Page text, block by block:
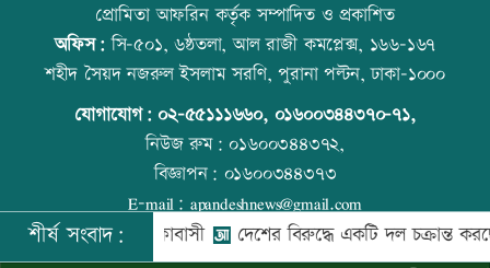
গবেষণা-দক্ষতা উন্নয়নে বাংলাদেশ-অস্ট্রেলিয়ার
নতুন উদ্যোগ
বিমানবন্দরে বাড়ছে নিরাপত্তা, বসছে অ্যান্টি-
ড্রোন সিস্টেম
প্রতিমন্ত্রীকে ঘিরে ভাইরাল ভিডিওতে ছবি
জুড়ে অপপ্রচার: এলিন
বিশ্ব মাতৃদুগ্ধ দিবস আজ
প্রোমিতা আফরিন কর্তৃক সম্পাদিত ও প্রকাশিত
অফিস:সি-৫০১, ৬ষ্ঠতলা, আল রাজী কমপ্লেক্স, ১৬৬-১৬৭
শহীদ সৈয়দ নজরুল ইসলাম সরণি, পুরানা পল্টন, ঢাকা-১০০০
যোগাযোগ: ০২-৫৫১১১৬৬০, ০১৬০০৩৪৪৩৭০-৭১,
নিউজ রুম:০১৬০০৩৪৪৩৭২,
বিজ্ঞাপন: ০১৬০০৩৪৪৩৭৩
E-mail: apandeshnews@gmail.com
©২০২৬ |আপন দেশ ডটকমকর্তৃক সর্বসত্ব ® সংরক্ষিত | উন্নয়নে
শীর্ষ সংবাদ:
হতাশ এলাকাবাসী দেশের বিরুদ্ধে একটি দল চক্রান্ত করছে :